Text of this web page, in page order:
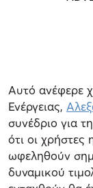
Αυτό ανέφερε
Ενέργειας,
συνέδριο για
ότι οι
ωφεληθούν
δυναμικού